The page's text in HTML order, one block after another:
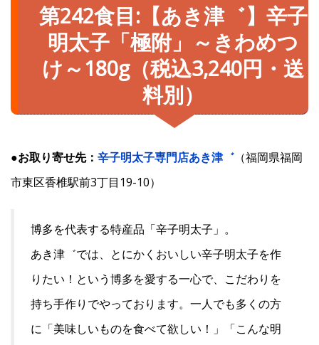
第242食目:【あき津゛】辛子
明太子「極附」～きわめつ
け～180g（税込3,240円・送
料別）
●お取り寄せ先： 辛子明太子専門店あき津゛ （福岡県福岡
市東区香椎駅前3丁目19-10）
博多を代表する特産品「辛子明太子」。
あき津゛では、とにかくおいしい辛子明太子を作
りたい！という博多を愛する一心で、こだわりを
持ち手作りでやっております。一人でも多くの方
に「美味しいものを食べて欲しい！」「こんな明